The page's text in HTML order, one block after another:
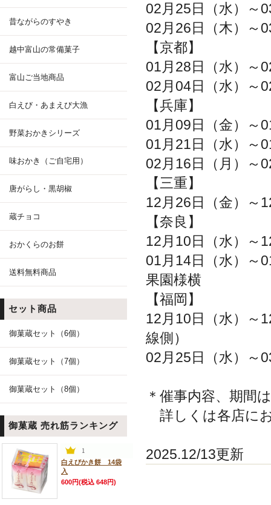
昔ながらのすやき
越中富山の常備菓子
富山ご当地商品
白えび・あまえび大漁
野菜おかきシリーズ
味おかき（ご自宅用）
唐がらし・黒胡椒
蔵チョコ
おかくらのお餅
送料無料商品
セット商品
御菓蔵セット（6個）
御菓蔵セット（7個）
御菓蔵セット（8個）
御菓蔵 売れ筋ランキング
白えびかき餅 14袋
入
600円(税込 648円)
02月25日（水）～
02月26日（木）～
【京都】
01月28日（水）～
02月04日（水）～
【兵庫】
01月09日（金）～
01月21日（水）～
02月16日（月）～
【三重】
12月26日（金）～
【奈良】
12月10日（水）～
01月14日（水）～
果園様横
【福岡】
12月10日（水）～
線側）
02月25日（水）～
＊催事内容、期間
詳しくは各店に
2025.12/13更新